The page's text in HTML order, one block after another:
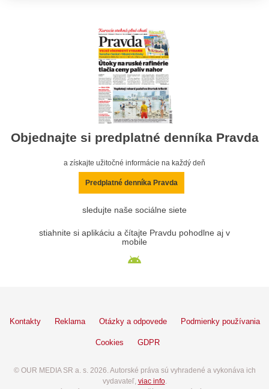
Objednajte si predplatné denníka Pravda
a získajte užitočné informácie na každý deň
Predplatné denníka Pravda
sledujte naše sociálne siete
stiahnite si aplikáciu a čítajte Pravdu pohodlne aj v
mobile
Kontakty Reklama Otázky a odpovede Podmienky používania
Cookies GDPR
© OUR MEDIA SR a. s. 2026. Autorské práva sú vyhradené a vykonáva ich
vydavateľ, viac info.